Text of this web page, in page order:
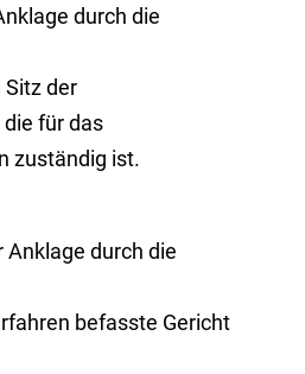
durch die
der
für das
zuständig ist.
Anklage durch die
befasste Gericht